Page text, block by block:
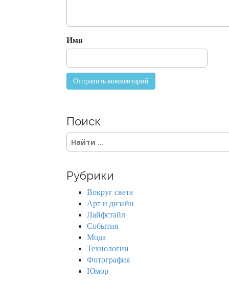
o
n
Имя
Поиск
S
c
Рубрики
Вокруг света
Арт и дизайн
Лайфстайл
События
Мода
Технологии
Фотография
Юмор